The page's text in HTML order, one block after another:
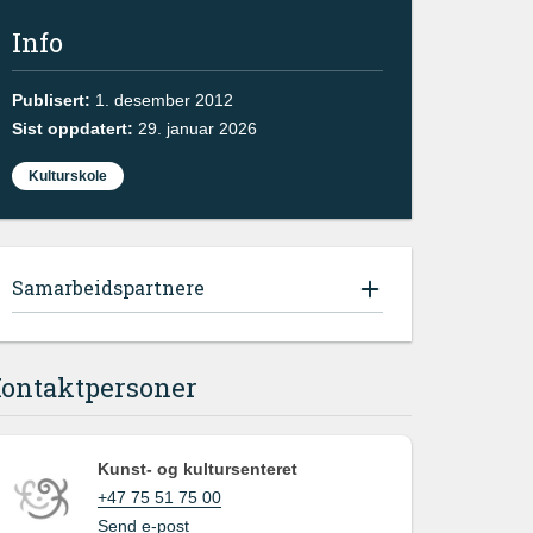
Info
Publisert: 1. desember 2012
Sist oppdatert: 29. januar 2026
Kulturskole
Samarbeidspartnere
Kunst- og kultursenteret
+47 75 51 75 00
Send e-post